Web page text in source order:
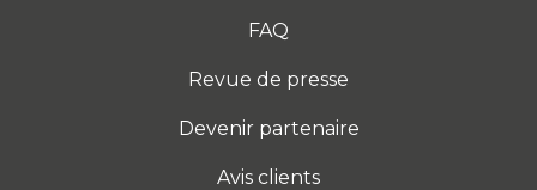
FAQ
Revue de presse
Devenir partenaire
Avis clients